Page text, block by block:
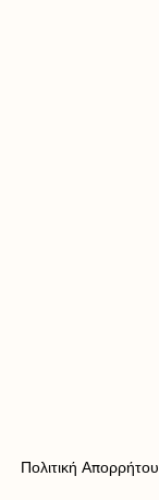
Πολιτική Απορρήτου